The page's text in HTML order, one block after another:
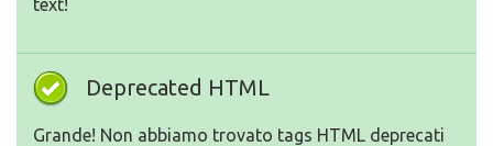
text!
Deprecated HTML
Grande! Non abbiamo trovato tags HTML deprecati